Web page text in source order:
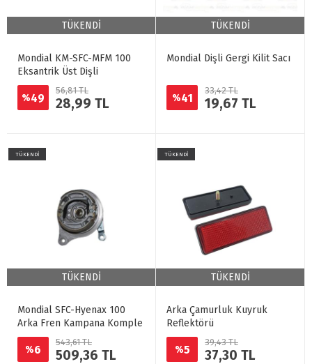
TÜKENDİ
Mondial KM-SFC-MFM 100
Eksantrik Üst Dişli
%49
56,81 TL
28,99 TL
TÜKENDİ
Mondial Dişli Gergi Kilit Sacı
%41
33,42 TL
19,67 TL
TÜKENDİ
TÜKENDİ
Mondial SFC-Hyenax 100
Arka Fren Kampana Komple
%6
543,61 TL
509,36 TL
TÜKENDİ
TÜKENDİ
Arka Çamurluk Kuyruk
Reflektörü
%5
39,43 TL
37,30 TL